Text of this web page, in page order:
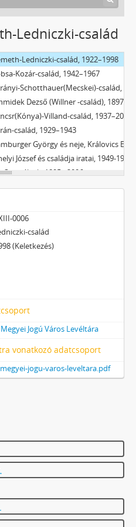
Ledniczki-család
család, 1940–1954
(Gesztesi-Stein)-család, 1886–2017
Ledniczki-család, 1922–1998
Kozár-család, 1942–1967
Schotthauer(Mecskei)-család, 1903–1961
Dezső (Willner -család), 1897–2000
Villand-család, 1937–2005
család, 1929–1943
és neje, Královics Emilia családi iratai, 1922–1957
József és családja iratai, 1949-1988
1895 - 2006
1223 - 2024
különleges feladatokra létrejött bizottságok, 1945 - 1949
Tanácsok, 1946 - 2002
államigazgatás területi szervei, 1899 - 2002
Vállalatok, 1896 - 2004
levéltárba utalt iratok, 1895 - 2014
0006
család
(Keletkezés)
Jogú Város Levéltára
vonatkozó adatcsoport
jogu-varos-leveltara.pdf